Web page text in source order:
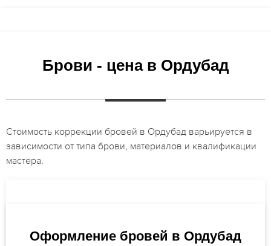
Брови - цена в Ордубад
Стоимость коррекции бровей в Ордубад варьируется в
зависимости от типа брови, материалов и квалификации
мастера.
Оформление бровей в Ордубад